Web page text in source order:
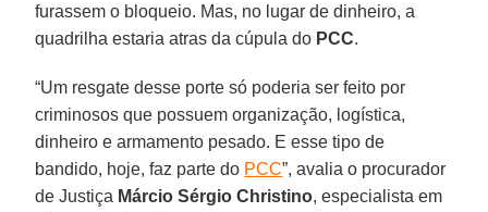
furassem o bloqueio. Mas, no lugar de dinheiro, a
quadrilha estaria atras da cúpula do PCC.
“Um resgate desse porte só poderia ser feito por
criminosos que possuem organização, logística,
dinheiro e armamento pesado. E esse tipo de
bandido, hoje, faz parte do PCC”, avalia o procurador
de Justiça Márcio Sérgio Christino, especialista em